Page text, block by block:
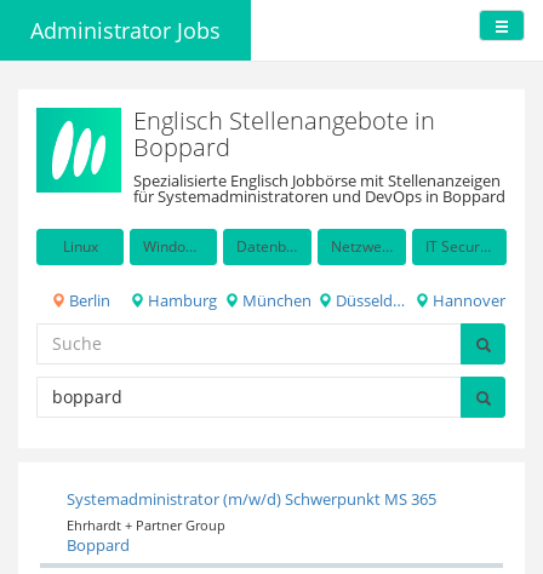
Administrator Jobs
Englisch Stellenangebote in
Boppard
Spezialisierte Englisch Jobbörse mit Stellenanzeigen
für Systemadministratoren und DevOps in Boppard
Linux Windows Server Datenbanken Netzwerkadministration IT Security / Auditing
Berlin Hamburg München Düsseldorf Hannover
Systemadministrator (m/w/d) Schwerpunkt MS 365
Ehrhardt + Partner Group
Boppard